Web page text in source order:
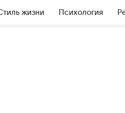
жизни Психология